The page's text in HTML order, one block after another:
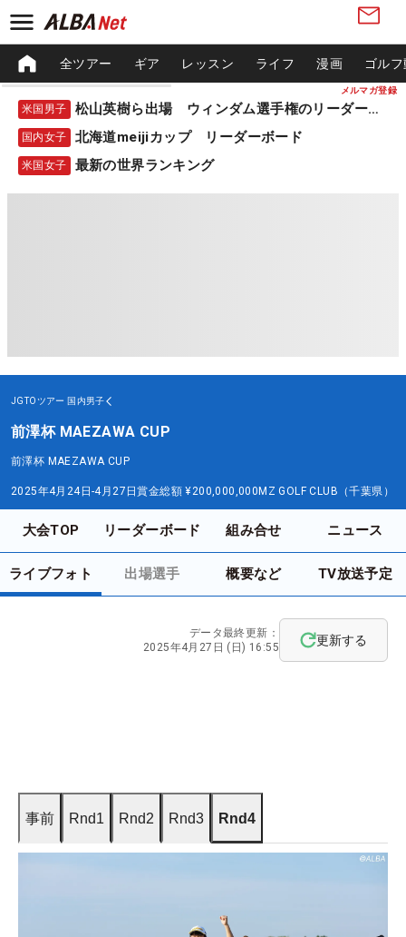
メルマガ登録
全ツアー ギア レッスン ライフ 漫画 ゴル
米国男子 松山英樹ら出場 ウィンダム選手権のリーダーボード
国内女子 北海道meijiカップ リーダーボード
米国女子 最新の世界ランキング
JGTOツアー 国内男子
前澤杯 MAEZAWA CUP
前澤杯 MAEZAWA CUP
2025年4月24日-4月27日賞金総額 ¥200,000,000 MZ GOLF CLUB（千葉県）
大会TOP リーダーボード 組み合せ ニュース
ライブフォト 出場選手 概要など TV放送予定
データ最終更新：
2025年4月27日 (日) 16:55
更新する
事前 Rnd1 Rnd2 Rnd3 Rnd4